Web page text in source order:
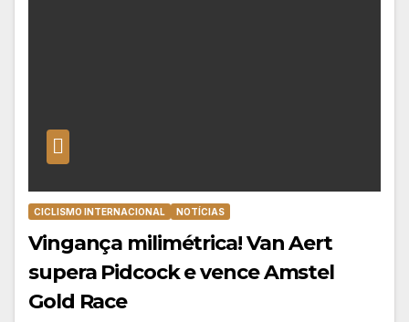
CICLISMO INTERNACIONAL NOTÍCIAS
Vingança milimétrica! Van Aert
supera Pidcock e vence Amstel
Gold Race